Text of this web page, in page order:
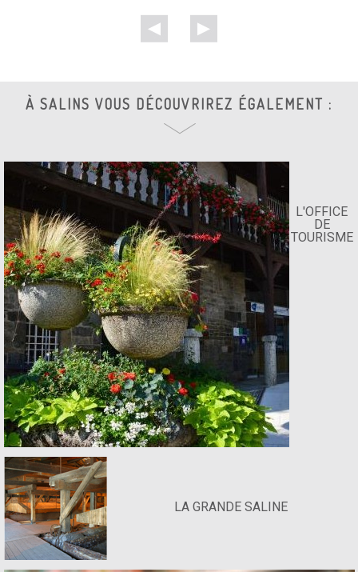
À SALINS VOUS DÉCOUVRIREZ ÉGALEMENT :
L'OFFICE
DE
TOURISME
LA GRANDE SALINE